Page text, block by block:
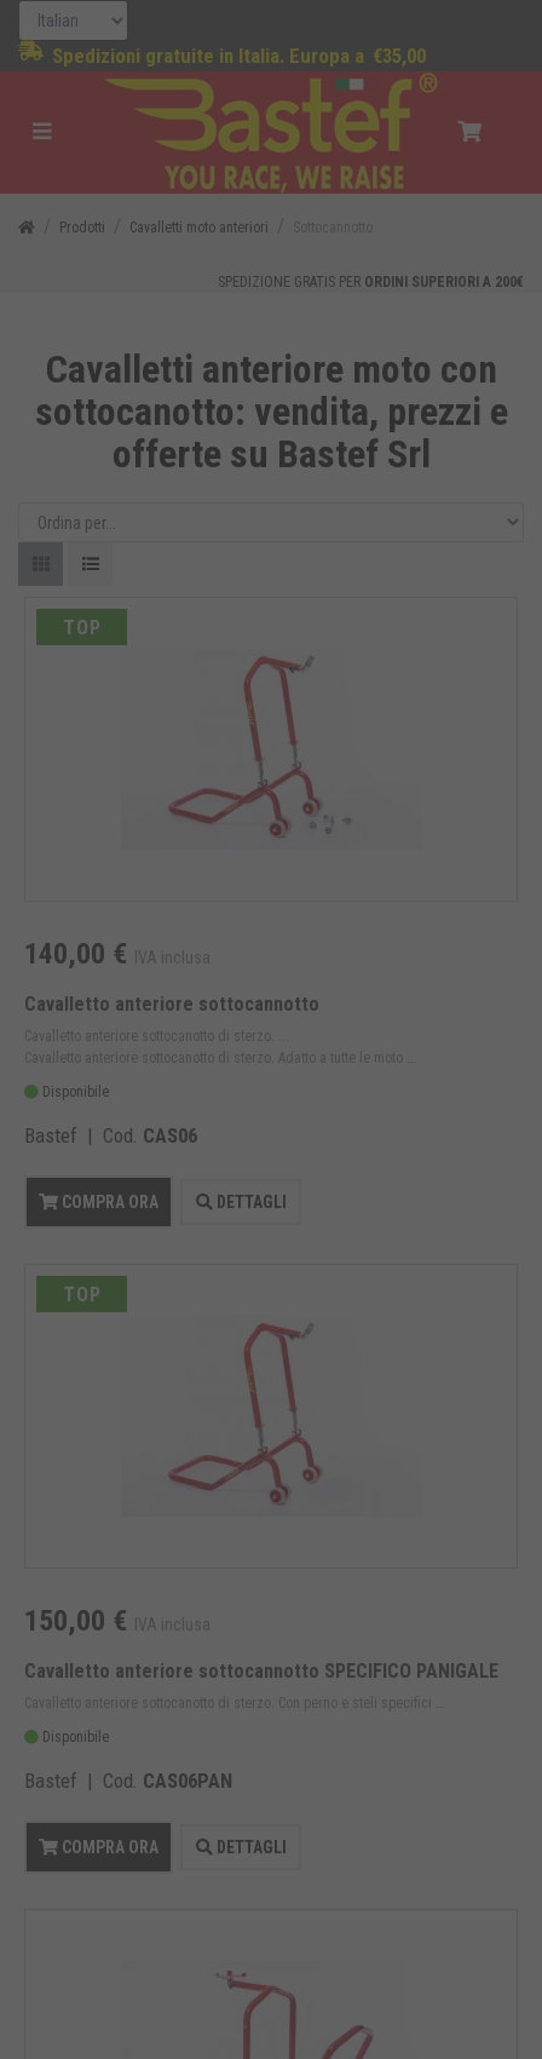
Spedizioni gratuite in Italia. Europa a €35,00
Prodotti Cavalletti moto anteriori
SPEDIZIONE GRATIS PER ORDINI SUPERIORI A 200€
Cavalletti anteriore moto con
sottocanotto: vendita, prezzi e
offerte su Bastef Srl
TOP
140,00 € IVA inclusa
Cavalletto anteriore sottocannotto
Cavalletto anteriore sottocanotto di sterzo. ...
Cavalletto anteriore sottocanotto di sterzo. Adatto a tutte le moto ...
Disponibile
Bastef | Cod. CAS06
COMPRA ORA DETTAGLI
TOP
150,00 € IVA inclusa
Cavalletto anteriore sottocannotto SPECIFICO PANIGALE
Cavalletto anteriore sottocanotto di sterzo. Con perno e steli specifici ...
Disponibile
Bastef | Cod. CAS06PAN
COMPRA ORA DETTAGLI